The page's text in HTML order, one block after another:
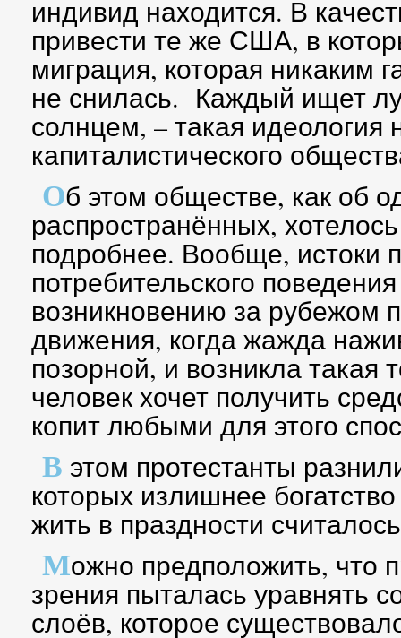
индивид находится. В
привести те же США, в
миграция, которая никаким
не снилась. Каждый ищет
солнцем, – такая идеология
капиталистического
Об этом обществе, как об
распространённых,
подробнее. Вообще, истоки
потребительского
возникновению за рубежом
движения, когда жажда
позорной, и возникла такая
человек хочет получить
копит любыми для этого
В этом протестанты
которых излишнее
жить в праздности
Можно предположить, что
зрения пыталась уравнять
слоёв, которое